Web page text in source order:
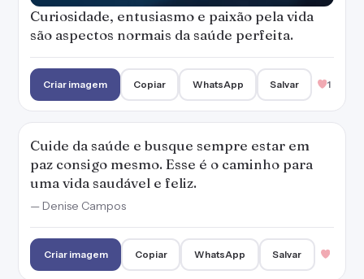
Criar imagem Copiar WhatsApp Salvar
Meditação acalma a mente e traz paz no
coração. Exercício faz bem para o corpo e
desperta a alma. Pratique, a sua saúde
— Denise Campos
Criar imagem